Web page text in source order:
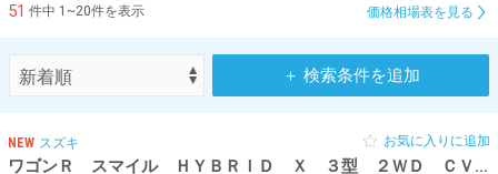
51 件中 1~20件を表示 価格相場表を見る
＋ 検索条件を追加
NEW スズキ
ワゴンＲ スマイル ＨＹＢＲＩＤ Ｘ ３型 ２ＷＤ ＣＶＴ
お気に入りに追加